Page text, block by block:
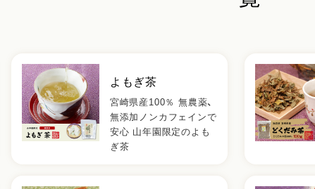
よもぎ茶
宮崎県産100％ 無農薬、
無添加ノンカフェインで
安心 山年園限定のよも
ぎ茶